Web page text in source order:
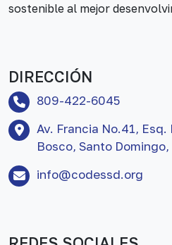
sostenible al mejor
DIRECCIÓN
809-422-6045
Av. Francia No.41,
Bosco, Santo Domingo,
info@codessd.org